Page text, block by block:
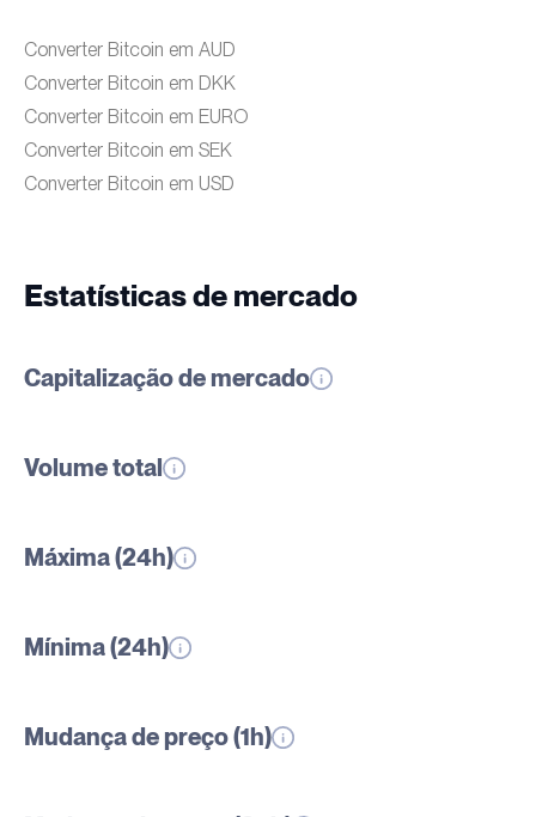
Converter Bitcoin em AUD
Converter Bitcoin em DKK
Converter Bitcoin em EURO
Converter Bitcoin em SEK
Converter Bitcoin em USD
Estatísticas de mercado
Capitalização de mercado
Volume total
Máxima (24h)
Mínima (24h)
Mudança de preço (1h)